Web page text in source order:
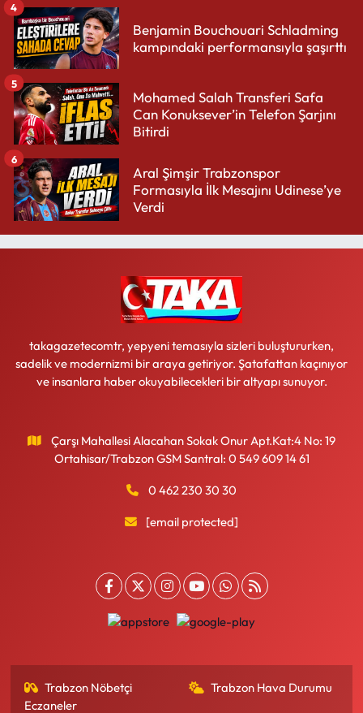
Benjamin Bouchouari Schladming
kampındaki performansıyla şaşırttı
4
Mohamed Salah Transferi Safa
Can Konuksever’in Telefon Şarjını
Bitirdi
5
Aral Şimşir Trabzonspor
Formasıyla İlk Mesajını Udinese’ye
Verdi
6
takagazetecomtr, yepyeni temasıyla sizleri buluştururken,
sadelik ve modernizmi bir araya getiriyor. Şatafattan kaçınıyor
ve insanlara haber okuyabilecekleri bir altyapı sunuyor.
Çarşı Mahallesi Alacahan Sokak Onur Apt.Kat:4 No: 19
Ortahisar/Trabzon GSM Santral: 0 549 609 14 61
0 462 230 30 30
[email protected]
Trabzon Nöbetçi
Eczaneler
Trabzon Hava Durumu